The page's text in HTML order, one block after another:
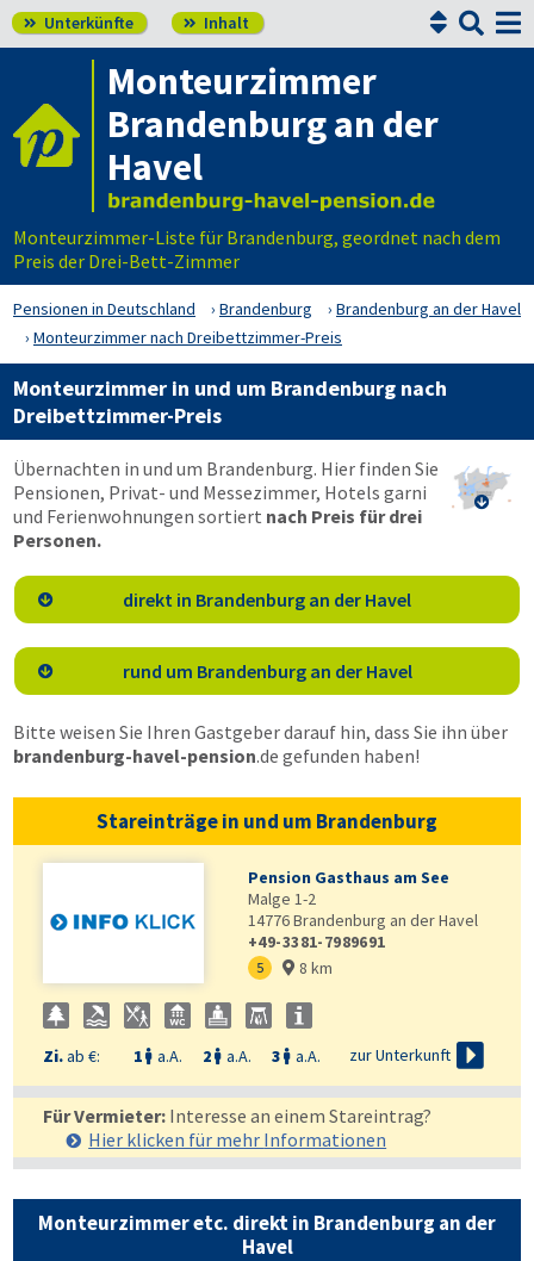
 Unterkünfte  Inhalt 

Monteurzimmer
Brandenburg an der
Havel
Monteurzimmer-Liste für Brandenburg, geordnet nach dem
Preis der Drei-Bett-Zimmer
Pensionen in Deutschland Brandenburg
Brandenburg an der Havel
Monteurzimmer nach Dreibettzimmer-Preis
Monteurzimmer in und um Brandenburg nach
Dreibettzimmer-Preis

Übernachten in und um Brandenburg. Hier finden Sie
Pensionen, Privat- und Messezimmer, Hotels garni
und Ferienwohnungen sortiert nach Preis für drei
Personen.
 direkt in Brandenburg an der Havel
 rund um Brandenburg an der Havel
Bitte weisen Sie Ihren Gastgeber darauf hin, dass Sie ihn über
brandenburg-havel-pension.de gefunden haben!
Stareinträge in und um Brandenburg
Pension Gasthaus am See
Malge 1-2
14776Brandenburg an der Havel
+49-3381-7989691
5  8 km
Zi.ab €: 1  a.A. 2  a.A. 3  a.A. zur Unterkunft 
Für Vermieter: Interesse an einem Stareintrag?
Hier klicken für mehr Informationen
Monteurzimmer etc. direkt in Brandenburg an der
Havel